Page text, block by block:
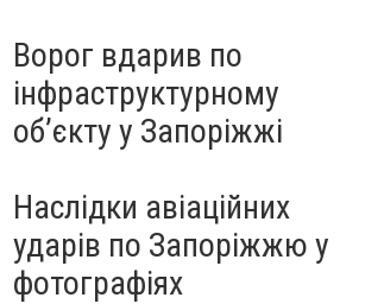
Ворог вдарив по
інфраструктурному
обʼєкту у Запоріжжі
Наслідки авіаційних
ударів по Запоріжжю у
фотографіях